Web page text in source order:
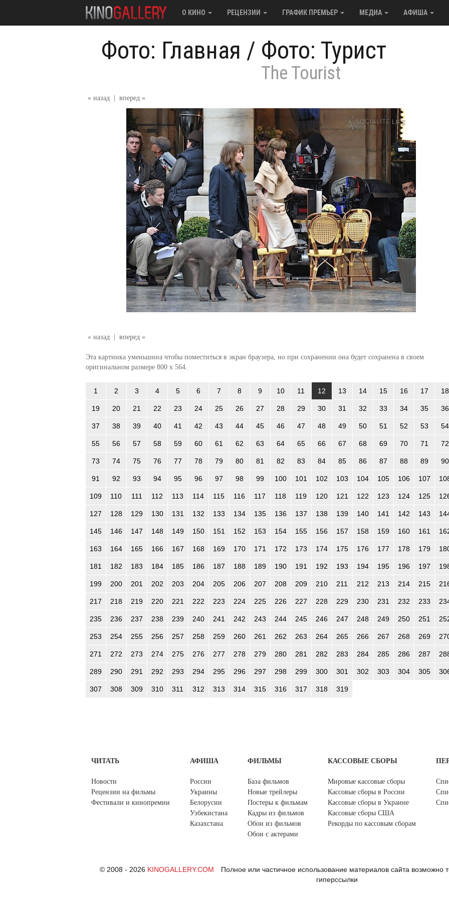
О КИНО РЕЦЕНЗИИ ГРАФИК ПРЕМЬЕР МЕДИА АФИША
Фото: Главная / Фото: Турист
The Tourist
« назад вперед »
« назад вперед »
Эта картинка уменьшина чтобы поместиться в экран браузера, но при сохранении она будет сохранена в своем
оригинальном размере 800 x 564.
1 2 3 4 5 6 7 8 9 10 11 12 13 14 15 16 17 18
19 20 21 22 23 24 25 26 27 28 29 30 31 32 33 34 35 36
37 38 39 40 41 42 43 44 45 46 47 48 49 50 51 52 53 54
55 56 57 58 59 60 61 62 63 64 65 66 67 68 69 70 71 72
73 74 75 76 77 78 79 80 81 82 83 84 85 86 87 88 89 90
91 92 93 94 95 96 97 98 99 100 101 102 103 104 105 106 107
109 110 111 112 113 114 115 116 117 118 119 120 121 122 123 124 125
127 128 129 130 131 132 133 134 135 136 137 138 139 140 141 142 143
145 146 147 148 149 150 151 152 153 154 155 156 157 158 159 160 161
163 164 165 166 167 168 169 170 171 172 173 174 175 176 177 178 179
181 182 183 184 185 186 187 188 189 190 191 192 193 194 195 196 197
199 200 201 202 203 204 205 206 207 208 209 210 211 212 213 214 215
217 218 219 220 221 222 223 224 225 226 227 228 229 230 231 232 233
235 236 237 238 239 240 241 242 243 244 245 246 247 248 249 250 251
253 254 255 256 257 258 259 260 261 262 263 264 265 266 267 268 269
271 272 273 274 275 276 277 278 279 280 281 282 283 284 285 286 287
289 290 291 292 293 294 295 296 297 298 299 300 301 302 303 304 305
307 308 309 310 311 312 313 314 315 316 317 318 319
ЧИТАТЬ
Новости
Рецензии на фильмы
Фестивали и кинопремии
АФИША
России
Украины
Белорусии
Узбекистана
Казахстана
ФИЛЬМЫ
База фильмов
Новые трейлеры
Постеры к фильмам
Кадры из фильмов
Обои из фильмов
Обои с актерами
КАССОВЫЕ СБОРЫ
Мировые кассовые сборы
Кассовые сборы в России
Кассовые сборы в Украине
Кассовые сборы США
Рекорды по кассовым сборам
© 2008 - 2026 KINOGALLERY.COM
Полное или частичное использование материалов сайта возможно
гиперссылки